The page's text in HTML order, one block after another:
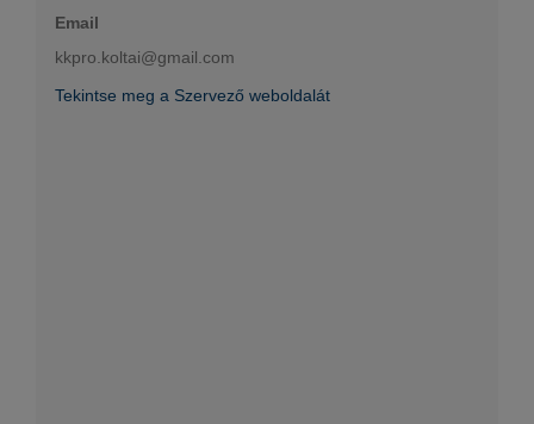
Email
kkpro.koltai@gmail.com
Tekintse meg a Szervező weboldalát